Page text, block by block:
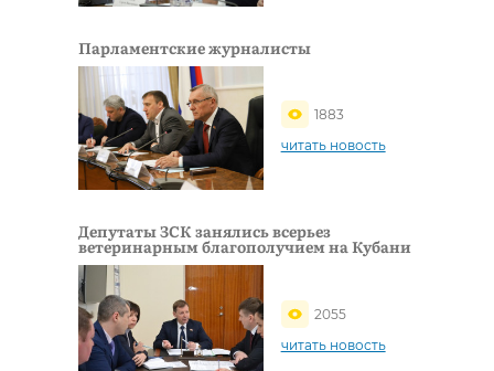
Парламентские журналисты
1883
читать новость
Депутаты ЗСК занялись всерьез
ветеринарным благополучием на Кубани
2055
читать новость